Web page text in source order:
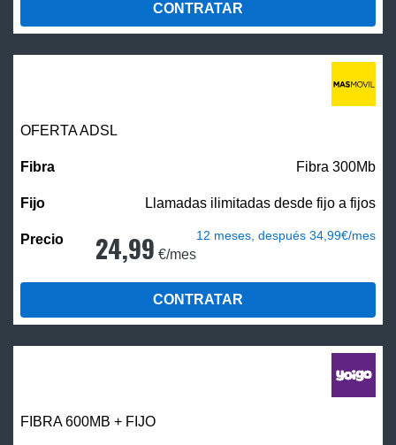
CONTRATAR
OFERTA ADSL
Fibra 300Mb
Llamadas ilimitadas desde fijo a fijos
24,99 €/mes
12 meses, después 34,99€/mes
CONTRATAR
FIBRA 600MB + FIJO